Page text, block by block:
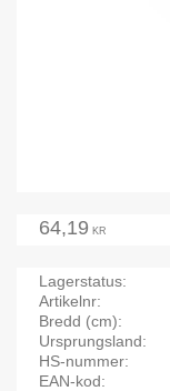
64,19 KR
Lagerstatus
Artikelnr
Bredd (cm)
Ursprungsland
HS-nummer
EAN-kod